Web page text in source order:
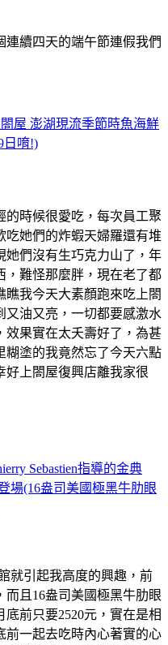
續四天的端午節連假我們
屋 澎湖現流季節時魚海鮮
日唷!)
的時候很愛吃，每次員工聚
吃她們的炸蝦天婦羅還有堆
她們沒有生巧克力山了，年
，難怪那麼胖，現在老了都
瞧我今天大素顏跑來吃上閤
又油又亮，一切都要感激水
效果實在太夭壽好了，為甚
糊塗的我竟然忘了今天六點
好上閤屋復興店離我家很
Sebastien指導的金典
場(16盎司美國極黑牛肋眼
就引起我高度的興趣，前
且16盎司美國極黑牛肋眼
前只要2520元，實在是相
前一起去吃時內心著實的心